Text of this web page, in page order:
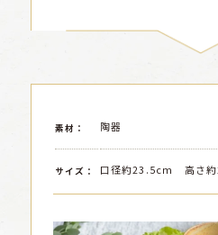
素材： 陶器
サイズ： 口径約23.5cm 高さ